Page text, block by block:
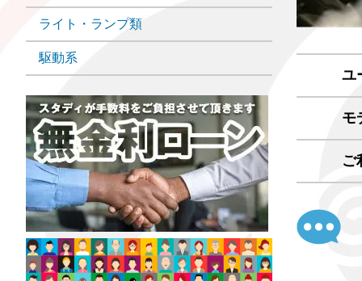
ライト・ランプ類
駆動系
ユ
モ
ご